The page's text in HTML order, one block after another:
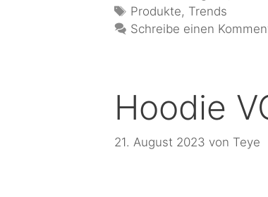
Produkte, Trends
Schreibe einen
Hoodie
21. August 2023 von Teye